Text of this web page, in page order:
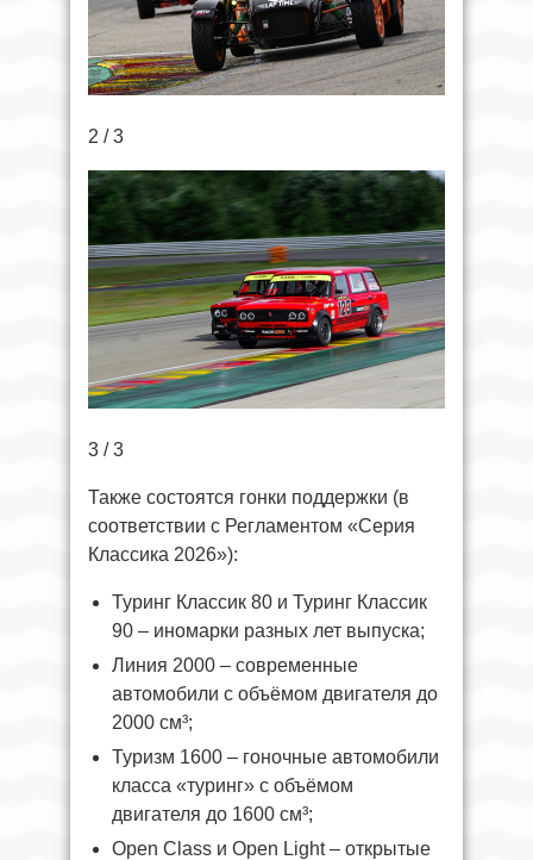
2 / 3
3 / 3
Также состоятся гонки поддержки (в
соответствии с Регламентом «Серия
Классика 2026»):
Туринг Классик 80 и Туринг Классик
90 – иномарки разных лет выпуска;
Линия 2000 – современные
автомобили с объёмом двигателя до
2000 см³;
Туризм 1600 – гоночные автомобили
класса «туринг» с объёмом
двигателя до 1600 см³;
Open Class и Open Light – открытые